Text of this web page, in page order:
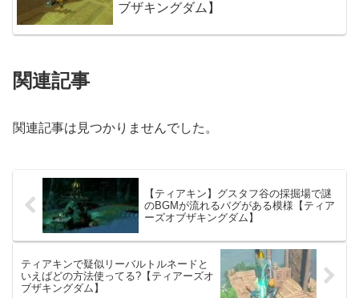
ブザキングダム】
関連記事
関連記事は見つかりませんでした。
【ティアキン】グスタフ谷の採掘場で謎
のBGMが流れるバグがある模様【ティア
ーズオブザキングダム】
ティアキンで疑似リーバルトルネードと
いえばどの方法使ってる?【ティアーズオ
ブザキングダム】